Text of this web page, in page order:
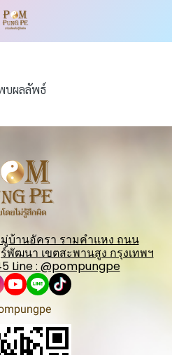
บผลลัพธ์
บ้านอัครา รามคำแหง ถนน
ฒนา เขตสะพานสูง กรุงเทพฯ
Line : @pompungpe